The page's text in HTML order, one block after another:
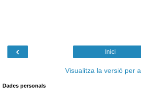
‹ Inici
Visualitza la versió per
Dades personals